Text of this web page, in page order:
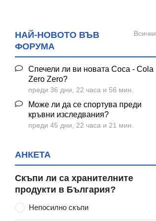
НАЙ-НОВОТО ВЪВ
ФОРУМА
Спечели ли ви новата Coca - Cola
Zero Zero?
преди 36 дни, 22 часа и 56 мин.
Може ли да се спортува преди
кръвни изследвания?
преди 45 дни, 22 часа и 21 мин.
Всички
АНКЕТА
Скъпи ли са хранителните
продукти в България?
Непосилно скъпи